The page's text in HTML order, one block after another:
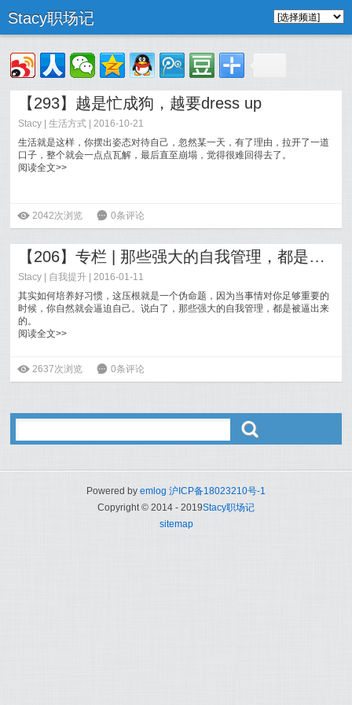
Stacy职场记
【293】越是忙成狗，越要dress up
Stacy |生活方式 | 2016-10-21
生活就是这样，你摆出姿态对待自己，忽然某一天，有了理由，拉开了一道
口子，整个就会一点点瓦解，最后直至崩塌，觉得很难回得去了。
阅读全文>>
ė 2042次浏览 6 0条评论
【206】专栏 | 那些强大的自我管理，都是被逼出来的
Stacy 自我提升 | 2016-01-11
其实如何培养好习惯，这压根就是一个伪命题，因为当事情对你足够重要的
时候，你自然就会逼迫自己。说白了，那些强大的自我管理，都是被逼出来
的。
阅读全文>>
ė 2637次浏览 6 0条评论
ő
Powered by emlog 沪ICP备18023210号-1
Copyright © 2014 - 2019Stacy职场记
sitemap